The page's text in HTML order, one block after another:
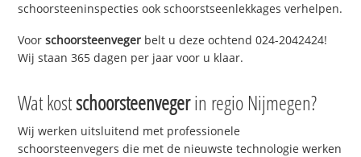
schoorsteeninspecties ook schoorstseenlekkages verhelpen.
Voorschoorsteenveger belt u deze ochtend 024-2042424!
Wij staan 365 dagen per jaar voor u klaar.
Wat kostschoorsteenvegerin regio Nijmegen?
Wij werken uitsluitend met professionele
schoorsteenvegers die met de nieuwste technologie werken